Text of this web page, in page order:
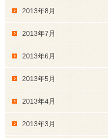
2013年8月
2013年7月
2013年6月
2013年5月
2013年4月
2013年3月